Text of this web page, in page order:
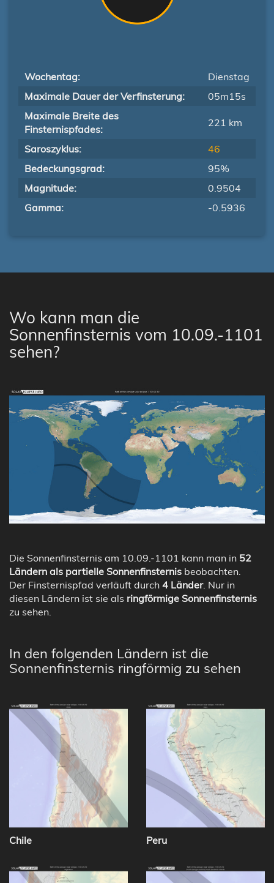
Wochentag:
Dienstag
Maximale Dauer der Verfinsterung:
05m15s
Maximale Breite des
Finsternispfades:
221 km
Saroszyklus:
46
Bedeckungsgrad:
95%
Magnitude:
0.9504
Gamma:
-0.5936
Wo kann man die
Sonnenfinsternis vom 10.09.-1101
sehen?
Die Sonnenfinsternis am 10.09.-1101 kann man in 52
Ländern als partielle Sonnenfinsternis beobachten.
Der Finsternispfad verläuft durch 4 Länder. Nur in
diesen Ländern ist sie als ringförmige Sonnenfinsternis
zu sehen.
In den folgenden Ländern ist die
Sonnenfinsternis ringförmig zu sehen
Chile Peru